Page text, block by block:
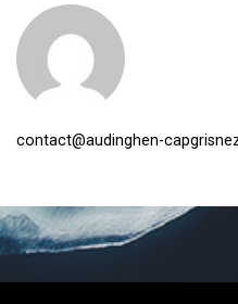
contact@audinghen-